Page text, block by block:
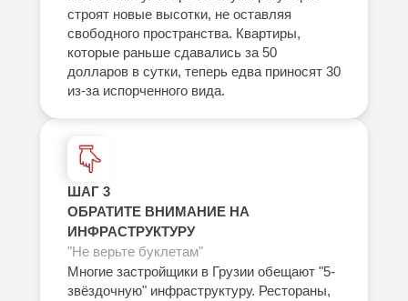
строят новые высотки, не оставляя
свободного пространства. Квартиры,
которые раньше сдавались за 50
долларов в сутки, теперь едва приносят 30
из-за испорченного вида.
ШАГ 3
ОБРАТИТЕ ВНИМАНИЕ НА
ИНФРАСТРУКТУРУ
"Не верьте буклетам"
Многие застройщики в Грузии обещают "5-
звёздочную" инфраструктуру. Рестораны,